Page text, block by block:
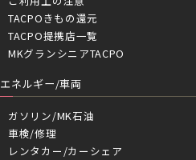
TACPOきもの還元
TACPO提携店一覧
MKグランシニアTACPO
エネルギー/車両
ガソリン/MK石油
車検/修理
レンタカー/カーシェア